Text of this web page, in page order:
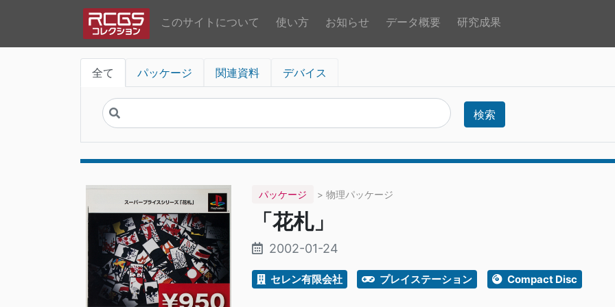
このサイトについて 使い方 お知らせ データ概要 研究成果
全て パッケージ 関連資料 デバイス
検索
パッケージ > 物理パッケージ
「花札」
2002-01-24
セレン有限会社 プレイステーション Compact Disc